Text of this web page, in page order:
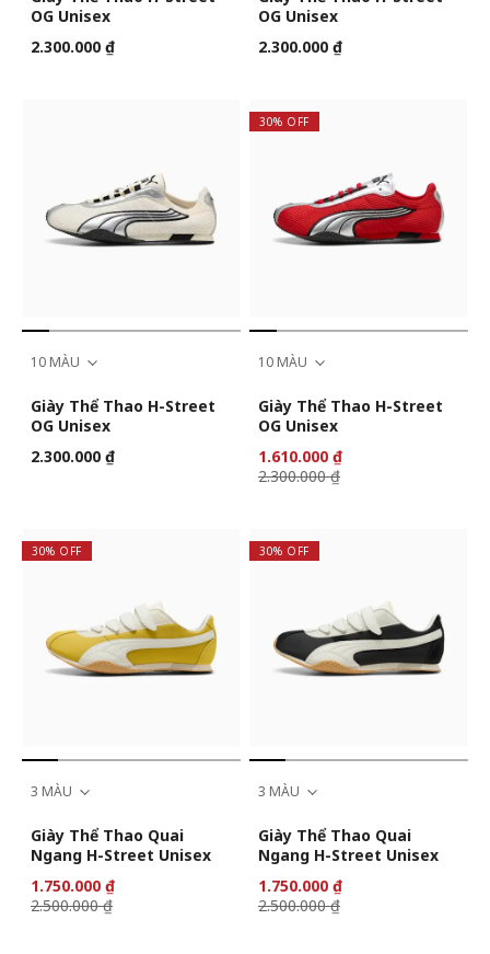
OG Unisex
2.300.000 ₫
OG Unisex
2.300.000 ₫
10 MÀU
Giày Thể Thao H-Street
OG Unisex
2.300.000 ₫
30% OFF
10 MÀU
Giày Thể Thao H-Street
OG Unisex
1.610.000 ₫
2.300.000 ₫
30% OFF
3 MÀU
Giày Thể Thao Quai
Ngang H-Street Unisex
1.750.000 ₫
2.500.000 ₫
30% OFF
3 MÀU
Giày Thể Thao Quai
Ngang H-Street Unisex
1.750.000 ₫
2.500.000 ₫